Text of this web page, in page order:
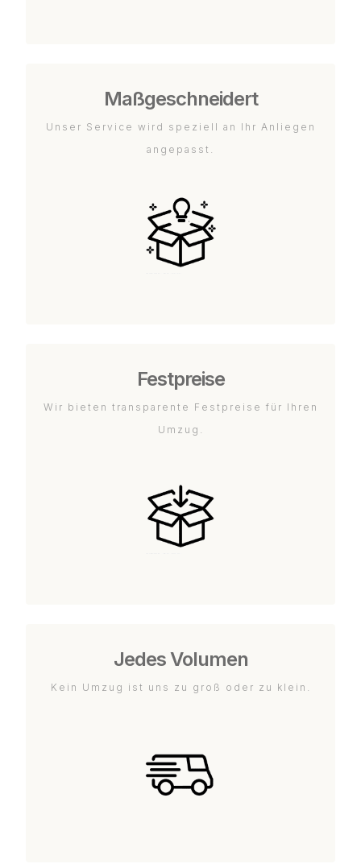
Maßgeschneidert
Unser Service wird speziell an Ihr Anliegen
angepasst.
Festpreise
Wir bieten transparente Festpreise für Ihren
Umzug.
Jedes Volumen
Kein Umzug ist uns zu groß oder zu klein.